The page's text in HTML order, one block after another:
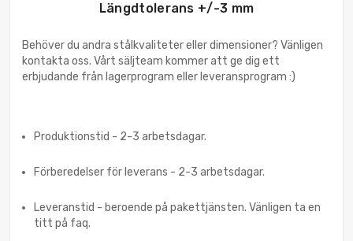
Längdtolerans +/-3 mm
Behöver du andra stålkvaliteter eller dimensioner? Vänligen
kontakta oss. Vårt säljteam kommer att ge dig ett
erbjudande från lagerprogram eller leveransprogram :)
Produktionstid - 2-3 arbetsdagar.
Förberedelser för leverans - 2-3 arbetsdagar.
Leveranstid - beroende på pakettjänsten. Vänligen ta en
titt på faq.